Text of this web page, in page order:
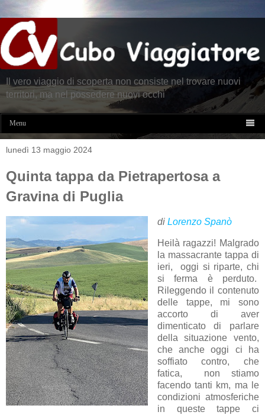
Il vero viaggio di scoperta non consiste nel trovare nuovi
territori, ma nel possedere nuovi occhi
Menu 
lunedì 13 maggio 2024
Quinta tappa da Pietrapertosa a
Gravina di Puglia
di Lorenzo Spanò
Heilà ragazzi! Malgrado
la massacrante tappa di
ieri, oggi si riparte, chi
si ferma è perduto.
Rileggendo il contenuto
delle tappe, mi sono
accorto di aver
dimenticato di parlare
della situazione vento,
che anche oggi ci ha
soffiato contro, che
fatica, non stiamo
facendo tanti km, ma le
condizioni atmosferiche
in queste tappe ci